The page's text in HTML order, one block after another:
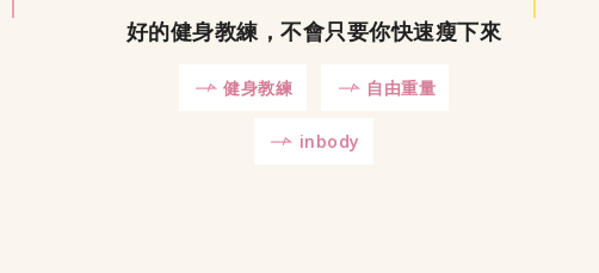
好的健身教練，不會只要你快速瘦下來
健身教練 自由重量
inbody